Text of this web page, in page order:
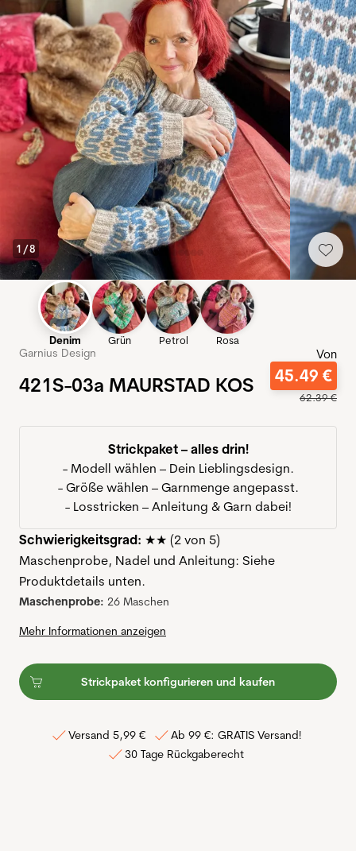
1 /8
Denim Grün Petrol Rosa
Garnius Design
421S-03a MAURSTAD KOS
Von
45.49 €
62.39€
Strickpaket – alles drin!
- Modell wählen – Dein Lieblingsdesign.
- Größe wählen – Garnmenge angepasst.
- Losstricken – Anleitung & Garn dabei!
Schwierigkeitsgrad: ★★ (2 von 5)
Maschenprobe, Nadel und Anleitung: Siehe
Produktdetails unten.
Maschenprobe: 26 Maschen
Mehr Informationen anzeigen
Strickpaket konfigurieren und kaufen
Versand 5,99 €
Ab 99 €: GRATIS Versand!
30 Tage Rückgaberecht